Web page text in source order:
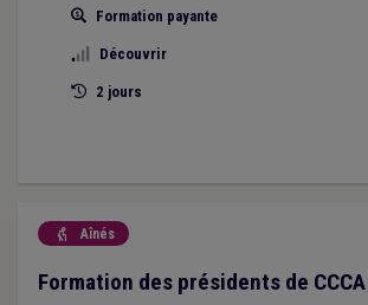
être un instrument favorisant la relation avec
Pour participer au module 3, vous devez
modules 1 et 2.
Formation payante
Découvrir
2 jours
 Aînés
Formation des présidents de CCCA